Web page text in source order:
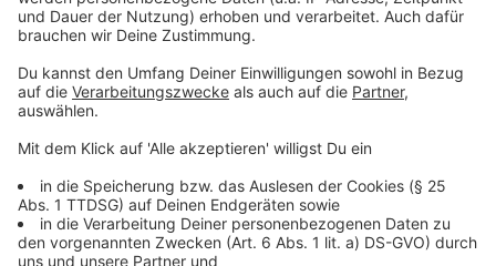
Limettensaft
Salz
Pfeffer
Viertel Liter Rapsöl
Viertel Liter Kürbiskernöl
So bereitet ihr die Kürbisvariationen vor